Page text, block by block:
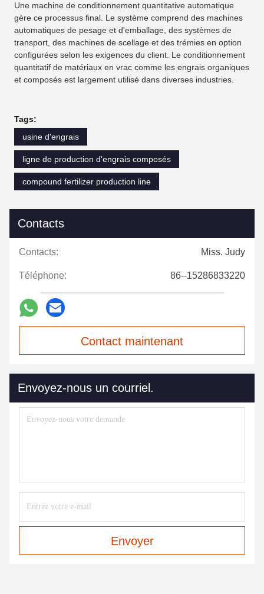
Une machine de conditionnement quantitative automatique
gère ce processus final. Le système comprend des machines
automatiques de pesage et d'emballage, des systèmes de
transport, des machines de scellage et des trémies en option
configurées selon les exigences du client. Le conditionnement
quantitatif de matériaux en vrac comme les engrais organiques
et composés est largement utilisé dans diverses industries.
Tags:
usine d'engrais
ligne de production d'engrais composés
compound fertilizer production line
Contacts
Contacts: Miss. Judy
Téléphone: 86--15286833220
Contact maintenant
Envoyez-nous un courriel.
Envoyer